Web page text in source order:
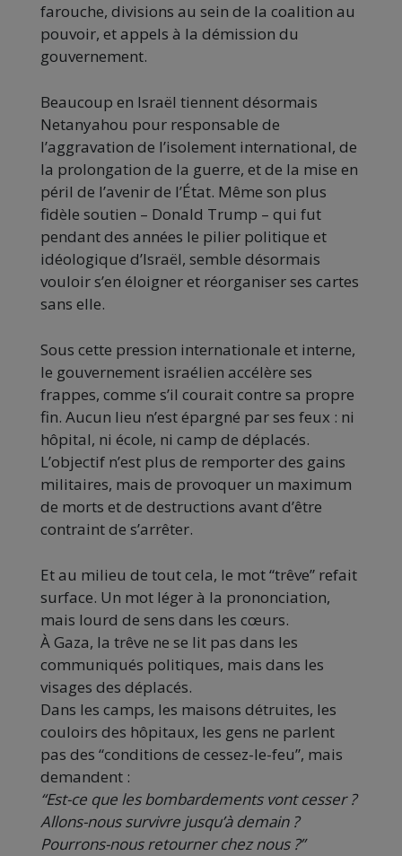
farouche, divisions au sein de la coalition au
pouvoir, et appels à la démission du
gouvernement.
Beaucoup en Israël tiennent désormais
Netanyahou pour responsable de
l’aggravation de l’isolement international, de
la prolongation de la guerre, et de la mise en
péril de l’avenir de l’État. Même son plus
fidèle soutien – Donald Trump – qui fut
pendant des années le pilier politique et
idéologique d’Israël, semble désormais
vouloir s’en éloigner et réorganiser ses cartes
sans elle.
Sous cette pression internationale et interne,
le gouvernement israélien accélère ses
frappes, comme s’il courait contre sa propre
fin. Aucun lieu n’est épargné par ses feux : ni
hôpital, ni école, ni camp de déplacés.
L’objectif n’est plus de remporter des gains
militaires, mais de provoquer un maximum
de morts et de destructions avant d’être
contraint de s’arrêter.
Et au milieu de tout cela, le mot “trêve” refait
surface. Un mot léger à la prononciation,
mais lourd de sens dans les cœurs.
À Gaza, la trêve ne se lit pas dans les
communiqués politiques, mais dans les
visages des déplacés.
Dans les camps, les maisons détruites, les
couloirs des hôpitaux, les gens ne parlent
pas des “conditions de cessez-le-feu”, mais
demandent :
“Est-ce que les bombardements vont cesser ?
Allons-nous survivre jusqu’à demain ?
Pourrons-nous retourner chez nous ?”